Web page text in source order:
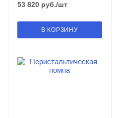
53 820 руб./шт
В КОРЗИНУ